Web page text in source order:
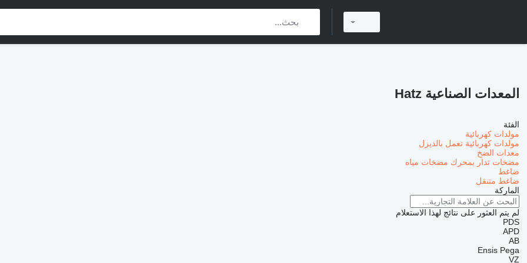
المعدات الصناعية Hatz
الفئة
مولدات كهربائية
مولدات كهربائية تعمل بالديزل
معدات الضخ
مضخات تدار بمحرك مضخات مياه
ضاغط
ضاغط متنقل
الماركة
لم يتم العثور على نتائج لهذا الاستعلام
PDS
APD
AB
Ensis Pega
VZ